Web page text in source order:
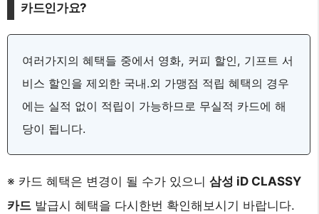
카드인가요?
여러가지의 혜택들 중에서 영화, 커피 할인, 기프트 서
비스 할인을 제외한 국내.외 가맹점 적립 혜택의 경우
에는 실적 없이 적립이 가능하므로 무실적 카드에 해
당이 됩니다.
※ 카드 혜택은 변경이 될 수가 있으니 삼성 iD CLASSY
카드 발급시 혜택을 다시한번 확인해보시기 바랍니다.